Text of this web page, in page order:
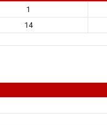
1
14